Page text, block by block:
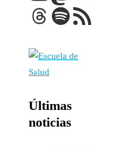
Threads
Spotify
Feed RSS
Últimas
noticias